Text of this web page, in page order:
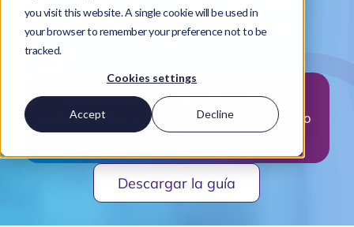
you visit this website. A single cookie will be used in
your browser to remember your preference not to be
tracked.
Cookies settings
Accept Decline
Edición NetSuite
2026
Los datos que necesitas para contratar y
trabajar de forma más inteligente en el espacio
NetSuite.
Descargar la guía